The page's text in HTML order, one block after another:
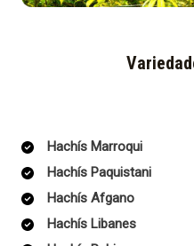
Hachís Marroqui
Hachís Paquistani
Hachís Afgano
Hachís Libanes